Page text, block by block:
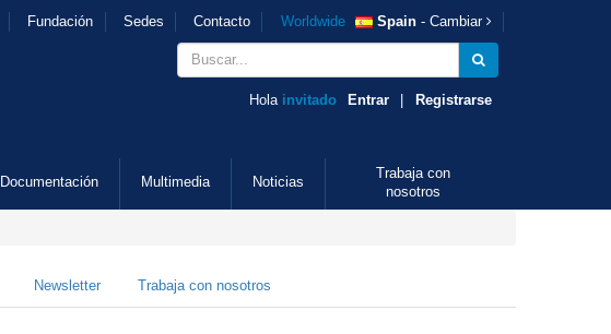
Fundación Sedes Contacto Worldwide Spain- Cambiar
Hola invitado Entrar Registrarse
Documentación Multimedia Noticias
Trabaja con
nosotros
Newsletter Trabaja con nosotros